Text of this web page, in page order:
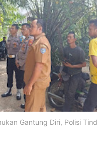
Gantung Diri, Polisi